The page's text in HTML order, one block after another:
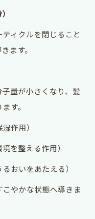
ィクルを閉じること
ます。
量が小さくなり、髪
す。
作用）
を整える作用）
おいをあたえる）
やかな状態へ導きま